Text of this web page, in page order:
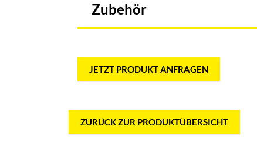
Zubehör
JETZT PRODUKT ANFRAGEN
ZURÜCK ZUR PRODUKTÜBERSICHT